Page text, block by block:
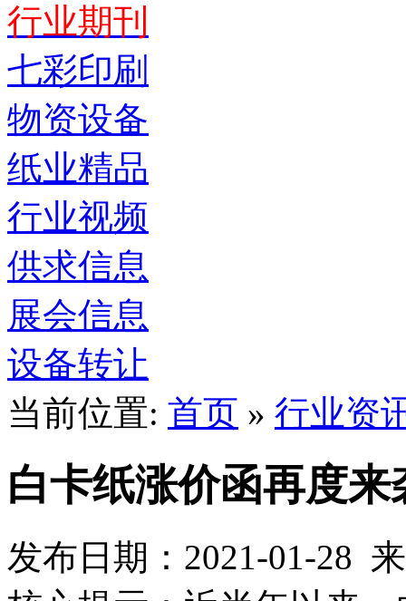
行业期刊
七彩印刷
物资设备
纸业精品
行业视频
供求信息
展会信息
设备转让
当前位置: 首页 » 行业资
白卡纸涨价函再度
发布日期：2021-01-28